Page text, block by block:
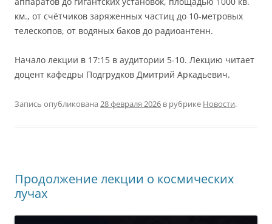
км., от счётчиков заряженных частиц до 10-метровых
телескопов, от водяных баков до радиоантенн.
Начало лекции в 17:15 в аудитории 5-10. Лекцию читает
доцент кафедры Подгрудков Дмитрий Аркадьевич.
Запись опубликована 28 февраля 2026 в рубрике Новости.
Продолжение лекции о космических
лучах